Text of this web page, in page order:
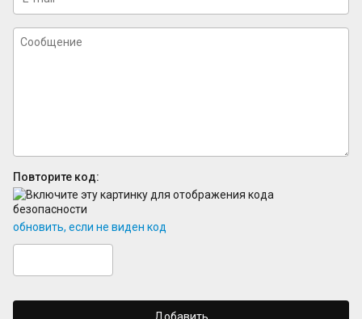
Повторите код:
обновить, если не виден код
Добавить